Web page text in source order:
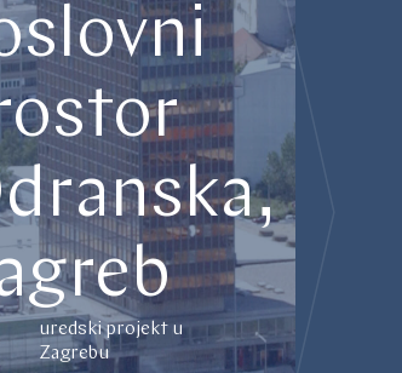
uredski projekt u
Zagrebu